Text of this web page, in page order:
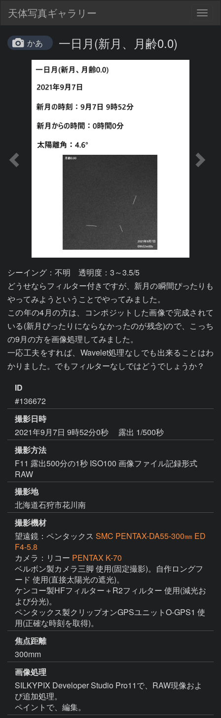
天体写真ギャラリー
かあ 一日月(新月、月齢0.0)
シーイング：不明　透明度：3～3.5/5
どうせならフィルター付きですが、新月の瞬間ぴったりも
やってみようということでやってみました。
この年の4月の方は、コンポジットした画像で完成されて
いる(新月ぴったりにならなかったのが残念)ので、こっち
の9月の方を画像処理してみました。
一応工夫をすれば、Wavelet処理なしでも出来ることはわ
かりました。でもフィルターなしではどうでしょうか？
ID
#136672
撮影日時
2021年9月7日 9時52分0秒
露出 1/500秒
撮影方法
F11 露出500分の1秒 ISO100 画像ファイル記録形式
RAW
撮影地
北海道石狩市花川南
撮影機材
望遠鏡：ペンタックス SMC PENTAX-DA55-300㎜ ED
F4-5.8
カメラ：リコー PENTAX K-70
ベルボン製カメラ三脚 使用(固定撮影)。自作ロングフ
ード 使用(直接太陽光の遮光)。
ケンコー製HFフィルター＋R2フィルター 使用(減光お
よび分光)。
ペンタックス製クリップオンGPSユニットO-GPS1 使
用(正確な時刻を取得)。
焦点距離
300mm
画像処理
SILKYPIX Developer Studio Pro11で、RAW現像およ
び追加処理。
ペイントで、編集。